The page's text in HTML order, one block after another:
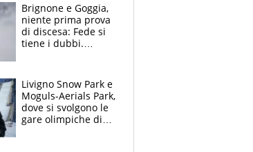
Brignone e Goggia,
niente prima prova
di discesa: Fede si
tiene i dubbi.
Cortina
Livigno Snow Park e
Moguls-Aerials Park,
dove si svolgono le
gare olimpiche di